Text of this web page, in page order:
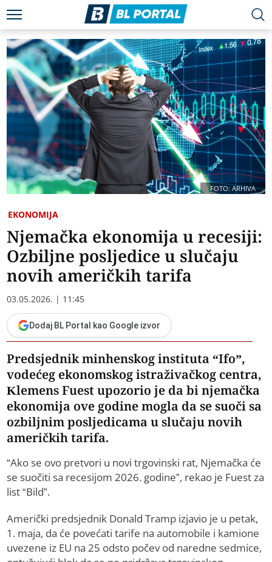
FOTO: ARHIVA
EKONOMIJA
Njemačka ekonomija u recesiji:
Ozbiljne posljedice u slučaju
novih američkih tarifa
03.05.2026. | 11:45
Dodaj BL Portal kao Google izvor
Predsjednik minhenskog instituta “Ifo”,
vodećeg ekonomskog istraživačkog centra,
Klemens Fuest upozorio je da bi njemačka
ekonomija ove godine mogla da se suoči sa
ozbiljnim posljedicama u slučaju novih
američkih tarifa.
“Ako se ovo pretvori u novi trgovinski rat, Njemačka će
se suočiti sa recesijom 2026. godine”, rekao je Fuest za
list “Bild”.
Američki predsjednik Donald Tramp izjavio je u petak,
1. maja, da će povećati tarife na automobile i kamione
uvezene iz EU na 25 odsto počev od naredne sedmice,